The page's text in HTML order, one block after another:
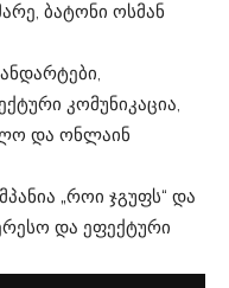
ბატონი ოსმან
კომუნიკაცია,
და ონლაინ
„როი ჯგუფს“ და
და ეფექტური